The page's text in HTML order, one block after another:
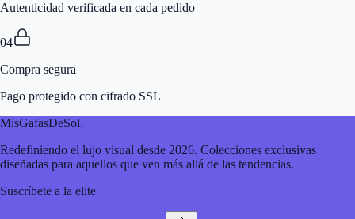
Autenticidad verificada en cada pedido
04
Compra segura
Pago protegido con cifrado SSL
MisGafasDeSol.
Redefiniendo el lujo visual desde 2026. Colecciones exclusivas
diseñadas para aquellos que ven más allá de las tendencias.
Suscríbete a la elite